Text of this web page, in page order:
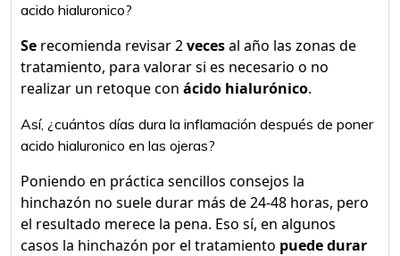
acido hialuronico?
Se recomienda revisar 2vecesal año las zonas de
tratamiento, para valorar si es necesario o no
realizar un retoque con ácido hialurónico.
Así, ¿cuántos días dura la inflamación después de poner
acido hialuronico en las ojeras?
Poniendo en práctica sencillos consejos la
hinchazón no suele durar más de 24-48 horas, pero
el resultado merece la pena. Eso sí, en algunos
casos la hinchazón por el tratamiento puede durar